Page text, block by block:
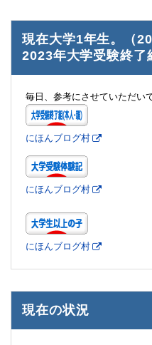
現在大学1年生。（
2023年大学受験終了
毎日、参考にさせていただい
にほんブログ村
にほんブログ村
にほんブログ村
現在の状況